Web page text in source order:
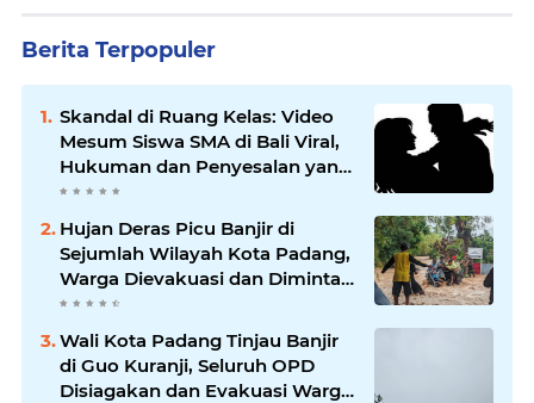
Berita Terpopuler
Skandal di Ruang Kelas: Video
Mesum Siswa SMA di Bali Viral,
Hukuman dan Penyesalan yang
Mengikuti
Hujan Deras Picu Banjir di
Sejumlah Wilayah Kota Padang,
Warga Dievakuasi dan Diminta
Waspada Banjir Susulan
Wali Kota Padang Tinjau Banjir
di Guo Kuranji, Seluruh OPD
Disiagakan dan Evakuasi Warga